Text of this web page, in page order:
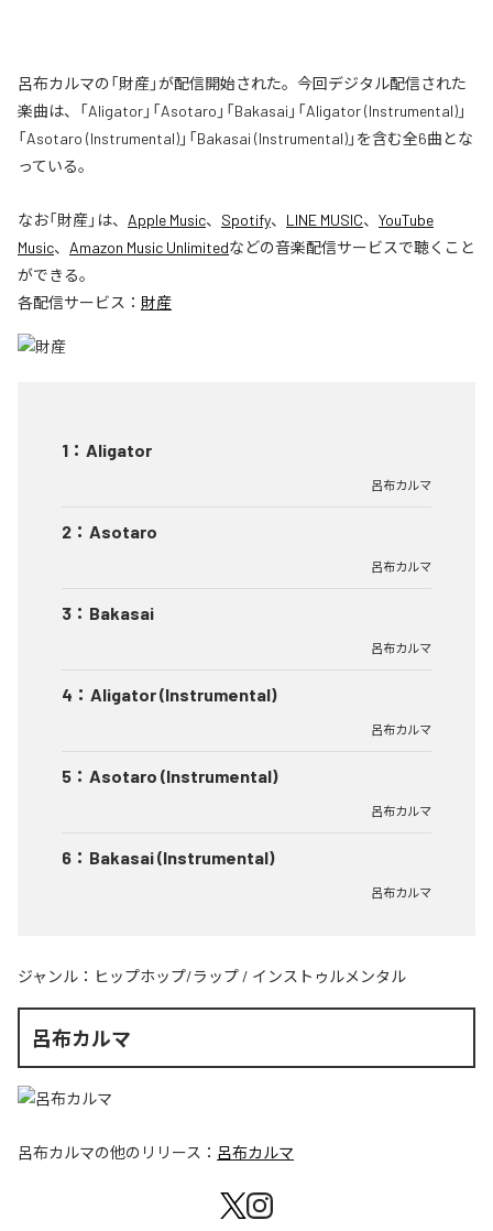
呂布カルマの「財産」が配信開始された。今回デジタル配信された
楽曲は、「Aligator」「Asotaro」「Bakasai」「Aligator (Instrumental)」
「Asotaro (Instrumental)」「Bakasai (Instrumental)」を含む全6曲とな
っている。
なお「財産」は、 Apple Music、 Spotify、 LINE MUSIC、 YouTube
Music、 Amazon Music Unlimitedなどの音楽配信サービスで聴くこと
ができる。
各配信サービス： 財産
1 ： Aligator
呂布カルマ
2 ： Asotaro
呂布カルマ
3 ： Bakasai
呂布カルマ
4 ： Aligator (Instrumental)
呂布カルマ
5 ： Asotaro (Instrumental)
呂布カルマ
6 ： Bakasai (Instrumental)
呂布カルマ
ジャンル： ヒップホップ/ラップ / インストゥルメンタル
呂布カルマ
呂布カルマの他のリリース： 呂布カルマ